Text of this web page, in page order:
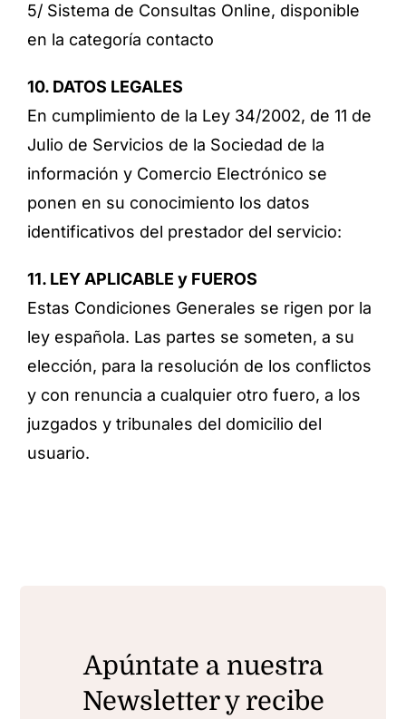
5/ Sistema de Consultas Online, disponible
en la categoría contacto
10. DATOS LEGALES
En cumplimiento de la Ley 34/2002, de 11 de
Julio de Servicios de la Sociedad de la
información y Comercio Electrónico se
ponen en su conocimiento los datos
identificativos del prestador del servicio:
11. LEY APLICABLE y FUEROS
Estas Condiciones Generales se rigen por la
ley española. Las partes se someten, a su
elección, para la resolución de los conflictos
y con renuncia a cualquier otro fuero, a los
juzgados y tribunales del domicilio del
usuario.
Apúntate a nuestra
Newsletter y recibe